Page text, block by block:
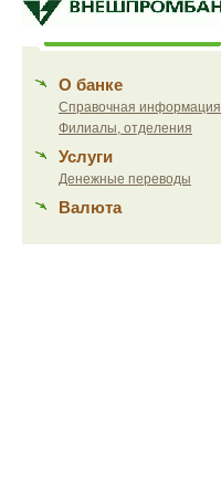
О банке
Справочная информация
Филиалы, отделения
Услуги
Денежные переводы
Валюта